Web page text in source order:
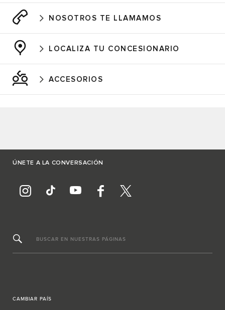
NOSOTROS TE LLAMAMOS
LOCALIZA TU CONCESIONARIO
ACCESORIOS
ÚNETE A LA CONVERSACIÓN
BUSCAR EN NUESTRAS PÁGINAS
CAMBIAR PAÍS